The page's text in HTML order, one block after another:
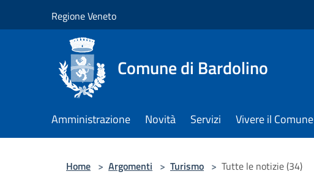
Regione Veneto
Comune di Bardolino
Amministrazione Novità Servizi Vivere il Comune
Home > Argomenti > Turismo > Tutte le notizie (34)